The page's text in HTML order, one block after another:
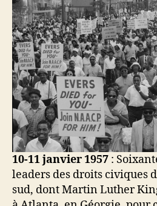
10-11 janvier 1957 :
leaders des droits civiques
sud, dont Martin Luther